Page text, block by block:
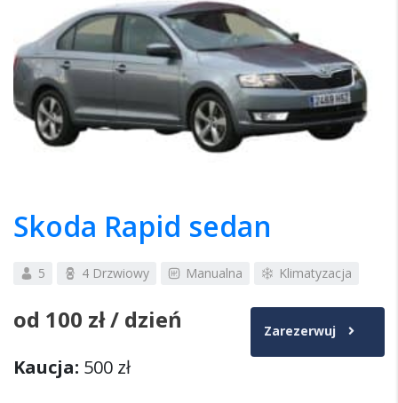
Skoda Rapid sedan
5 4 Drzwiowy Manualna Klimatyzacja
od 100 zł/ dzień Zarezerwuj
Kaucja: 500 zł